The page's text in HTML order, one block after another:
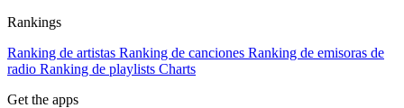
Rankings
Ranking de artistas Ranking de canciones Ranking de emisoras de
radio Ranking de playlists Charts
Get the apps